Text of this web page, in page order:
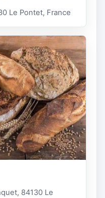
Le Pontet, France
84130 Le